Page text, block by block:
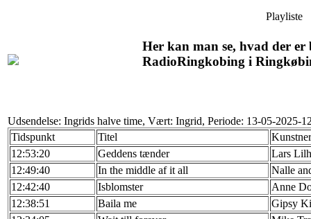
Playliste
Her kan man se, hvad der er
RadioRingkobing i
Udsendelse: Ingrids halve time, Vært: Ingrid, Periode: 13-05-2025-
Tidspunkt
Titel
Kunstner
12:53:20
Geddens tænder
Lars
12:49:40
In the middle af it all
Nalle
12:42:40
Isblomster
Anne
12:38:51
Baila me
Gipsy